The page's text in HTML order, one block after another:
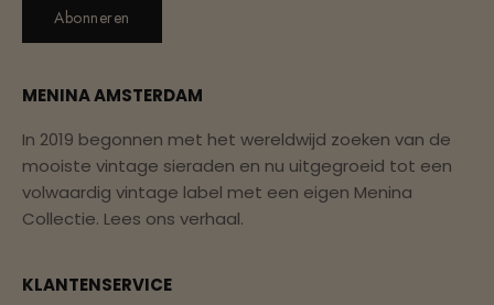
Abonneren
MENINA AMSTERDAM
In 2019 begonnen met het wereldwijd zoeken van de
mooiste vintage sieraden en nu uitgegroeid tot een
volwaardig vintage label met een eigen Menina
Collectie. Lees ons verhaal.
KLANTENSERVICE